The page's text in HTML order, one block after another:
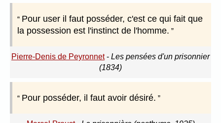
Pour user il faut posséder, c'est ce qui fait que
la possession est l'instinct de l'homme.
Pierre-Denis de Peyronnet- Les pensées d'un prisonnier
(1834)
Pour posséder, il faut avoir désiré.